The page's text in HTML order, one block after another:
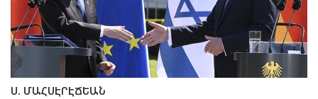
Ս. ՄԱՀՍԷՐԷՃԵԱՆ